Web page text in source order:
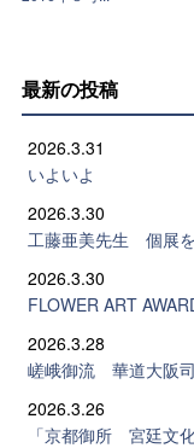
最新の投稿
2026.3.31
いよいよ
2026.3.30
工藤亜美先生 個展
2026.3.30
FLOWER ART
2026.3.28
嵯峨御流 華道大阪
2026.3.26
「京都御所 宮廷文